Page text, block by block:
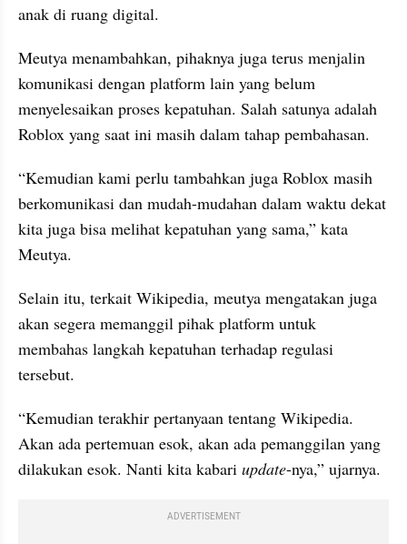
anak di ruang digital.
Meutya menambahkan, pihaknya juga terus menjalin
komunikasi dengan platform lain yang belum
menyelesaikan proses kepatuhan. Salah satunya adalah
Roblox yang saat ini masih dalam tahap pembahasan.
“Kemudian kami perlu tambahkan juga Roblox masih
berkomunikasi dan mudah-mudahan dalam waktu dekat
kita juga bisa melihat kepatuhan yang sama,” kata
Meutya.
Selain itu, terkait Wikipedia, meutya mengatakan juga
akan segera memanggil pihak platform untuk
membahas langkah kepatuhan terhadap regulasi
tersebut.
“Kemudian terakhir pertanyaan tentang Wikipedia.
Akan ada pertemuan esok, akan ada pemanggilan yang
dilakukan esok. Nanti kita kabari update-nya,” ujarnya.
ADVERTISEMENT